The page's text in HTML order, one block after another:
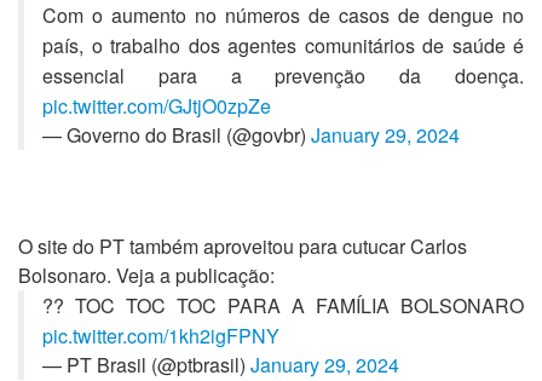
Com o aumento no números de casos de dengue no
país, o trabalho dos agentes comunitários de saúde é
essencial para a prevenção da doença.
pic.twitter.com/GJtjO0zpZe
— Governo do Brasil (@govbr) January 29, 2024
O site do PT também aproveitou para cutucar Carlos
Bolsonaro. Veja a publicação:
?? TOC TOC TOC PARA A FAMÍLIA BOLSONARO
pic.twitter.com/1kh2igFPNY
— PT Brasil (@ptbrasil) January 29, 2024